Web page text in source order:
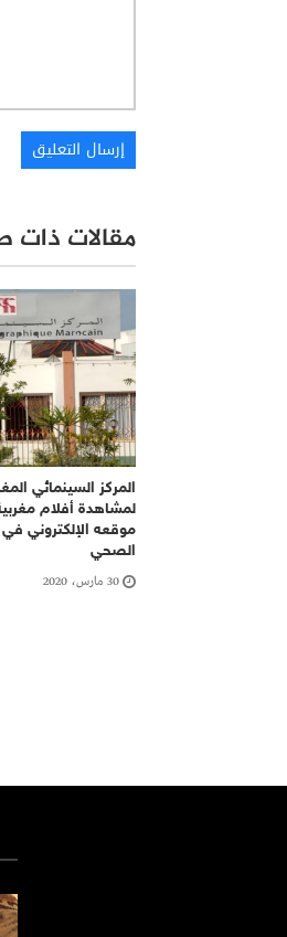
مقالات ذات
المركز السينمائي
لمشاهدة أفلام
موقعه الإلكتروني في
الصحي
30 مارس، 2020